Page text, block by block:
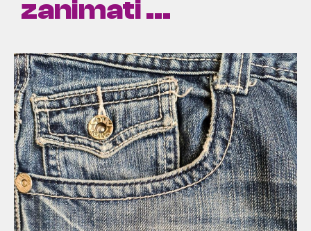
zanimati ...